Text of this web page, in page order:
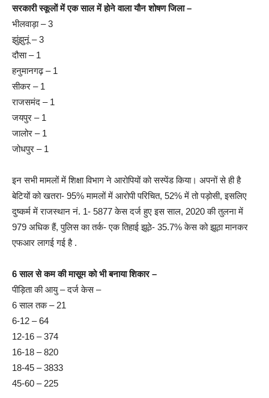
सरकारी स्कूलाें में एक साल में होने वाला यौन शोषण जिला –
भीलवाड़ा – 3
झुंझुनूं – 3
दौसा – 1
हनुमानगढ़ – 1
सीकर – 1
राजसमंद – 1
जयपुर – 1
जालोर – 1
जोधपुर – 1
इन सभी मामलों में शिक्षा विभाग ने आरोपियों को सस्पेंड किया। अपनों से ही है
बेटियों को खतरा- 95% मामलों में आरोपी परिचित, 52% में तो पड़ोसी, इसलिए
दुष्कर्म में राजस्थान नं. 1- 5877 केस दर्ज हुए इस साल, 2020 की तुलना में
979 अधिक हैं, पुलिस का तर्क- एक तिहाई झूठे- 35.7% केस को झूठा मानकर
एफआर लागई गई है .
6 साल से कम की मासूम को भी बनाया शिकार –
पीड़िता की आयु – दर्ज केस –
6 साल तक – 21
6-12 – 64
12-16 – 374
16-18 – 820
18-45 – 3833
45-60 – 225